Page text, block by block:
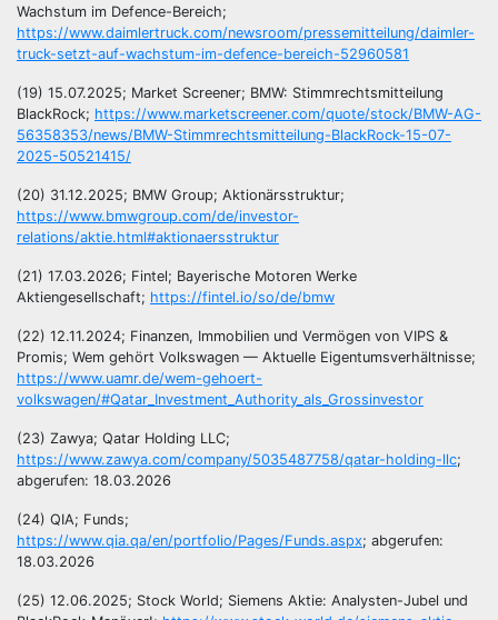
Wachstum im Defence-Bereich;
https://www.daimlertruck.com/newsroom/pressemitteilung/daimler-
truck-setzt-auf-wachstum-im-defence-bereich-52960581
(19) 15.07.2025; Market Screener; BMW: Stimmrechtsmitteilung
BlackRock; https://www.marketscreener.com/quote/stock/BMW-AG-
56358353/news/BMW-Stimmrechtsmitteilung-BlackRock-15-07-
2025-50521415/
(20) 31.12.2025; BMW Group; Aktionärsstruktur;
https://www.bmwgroup.com/de/investor-
relations/aktie.html#aktionaersstruktur
(21) 17.03.2026; Fintel; Bayerische Motoren Werke
Aktiengesellschaft; https://fintel.io/so/de/bmw
(22) 12.11.2024; Finanzen, Immobilien und Vermögen von VIPS &
Promis; Wem gehört Volkswagen — Aktuelle Eigentumsverhältnisse;
https://www.uamr.de/wem-gehoert-
volkswagen/#Qatar_Investment_Authority_als_Grossinvestor
(23) Zawya; Qatar Holding LLC;
https://www.zawya.com/company/5035487758/qatar-holding-llc;
abgerufen: 18.03.2026
(24) QIA; Funds;
https://www.qia.qa/en/portfolio/Pages/Funds.aspx; abgerufen:
18.03.2026
(25) 12.06.2025; Stock World; Siemens Aktie: Analysten-Jubel und